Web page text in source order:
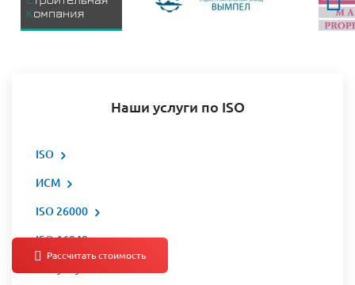
Наши услуги по ISO
ISO
ИСМ
ISO 26000
ISO 16949